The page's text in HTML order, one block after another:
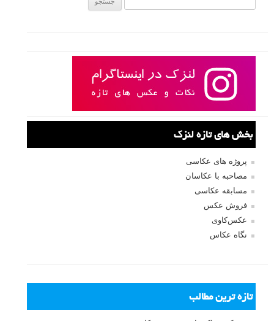
بخش های تازه لنزک
پروژه های عکاسی
مصاحبه با عکاسان
مسابقه عکاسی
فروش عکس
عکس‌کاوی
نگاه عکاس
تازه ترین مطالب